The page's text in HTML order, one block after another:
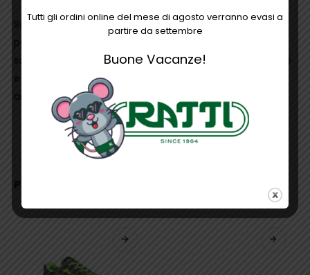
Scarpe antinfortunistiche basse, leggere e comode u
power della linea Flat Out, con tomaia in morbida pelle
scamosciata con inserti in Nylon ultra light antiabrasione
e traspirante, puntale in alluminio, antiperforazione,
antiscivolo e suola PU/PUTR GRIP, S1P SRC
INFORMAZIONI AGGIUNTIVE
Tutti gli ordini online del mese di agosto verranno evasi a
partire da settembre
Buone Vacanze!